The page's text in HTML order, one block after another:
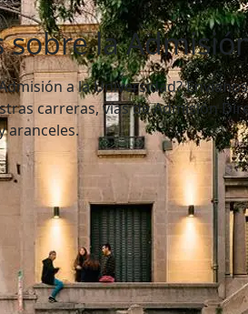
sobre la
a la Universidad?
carreras, vías de Admisión
aranceles.